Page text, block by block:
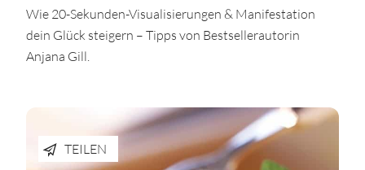
Wie 20-Sekunden-Visualisierungen & Manifestation
dein Glück steigern – Tipps von Bestsellerautorin
Anjana Gill.
TEILEN